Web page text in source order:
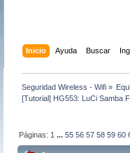
Inicio Ayuda Buscar
Seguridad Wireless - Wifi »
[Tutorial] HG553: LuCi Samba
Páginas: 1 ...55 56 57 58 59 60